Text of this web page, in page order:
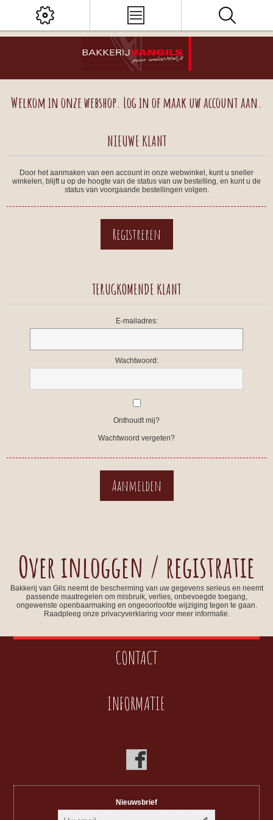
Welkom in onze webshop. Log in of maak uw account aan.
NIEUWE KLANT
Door het aanmaken van een account in onze webwinkel, kunt u sneller
winkelen, blijft u op de hoogte van de status van uw bestelling, en kunt u de
status van voorgaande bestellingen volgen.
TERUGKOMENDE KLANT
E-mailadres:
Wachtwoord:
Onthoudt mij?
Wachtwoord vergeten?
Over inloggen / registratie
Bakkerij van Gils neemt de bescherming van uw gegevens serieus en neemt
passende maatregelen om misbruik, verlies, onbevoegde toegang,
ongewenste openbaarmaking en ongeoorloofde wijziging tegen te gaan.
Raadpleeg onze privacyverklaring voor meer informatie.
CONTACT
INFORMATIE
Nieuwsbrief